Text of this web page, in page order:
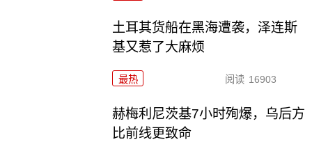
土耳其货船在黑海遭袭，泽连斯
基又惹了大麻烦
最热 阅读 16903
赫梅利尼茨基7小时殉爆，乌后方
比前线更致命